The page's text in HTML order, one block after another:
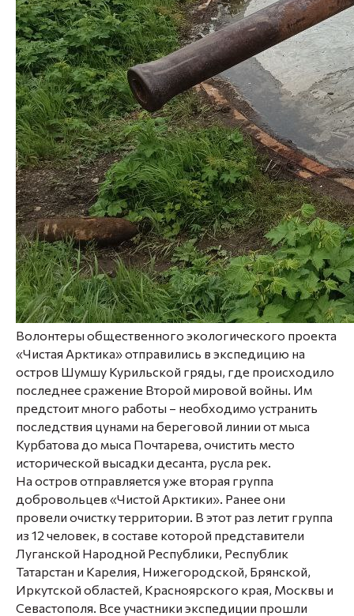
Волонтеры общественного экологического проекта
«Чистая Арктика» отправились в экспедицию на
остров Шумшу Курильской гряды, где происходило
последнее сражение Второй мировой войны. Им
предстоит много работы – необходимо устранить
последствия цунами на береговой линии от мыса
Курбатова до мыса Почтарева, очистить место
исторической высадки десанта, русла рек.
На остров отправляется уже вторая группа
добровольцев «Чистой Арктики». Ранее они
провели очистку территории. В этот раз летит группа
из 12 человек, в составе которой представители
Луганской Народной Республики, Республик
Татарстан и Карелия, Нижегородской, Брянской,
Иркутской областей, Красноярского края, Москвы и
Севастополя. Все участники экспедиции прошли